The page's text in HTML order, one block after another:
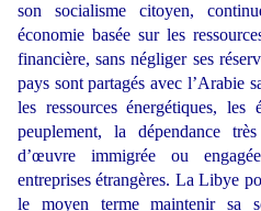
son socialisme citoyen,
économie basée sur les
financière, sans négliger ses
pays sont partagés avec l’Arabie
les ressources énergétiques, les
peuplement, la dépendance
d’œuvre immigrée ou
entreprises étrangères. La Libye
le moyen terme maintenir sa